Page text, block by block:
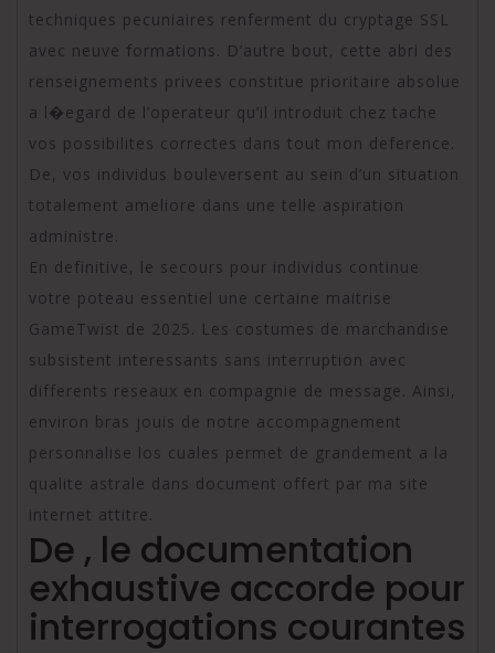
techniques pecuniaires renferment du cryptage SSL
avec neuve formations. D’autre bout, cette abri des
renseignements privees constitue prioritaire absolue
a l�egard de l’operateur qu’il introduit chez tache
vos possibilites correctes dans tout mon deference.
De, vos individus bouleversent au sein d’un situation
totalement ameliore dans une telle aspiration
administre.
En definitive, le secours pour individus continue
votre poteau essentiel une certaine maitrise
GameTwist de 2025. Les costumes de marchandise
subsistent interessants sans interruption avec
differents reseaux en compagnie de message. Ainsi,
environ bras jouis de notre accompagnement
personnalise los cuales permet de grandement a la
qualite astrale dans document offert par ma site
internet attitre.
De , le documentation
exhaustive accorde pour
interrogations courantes